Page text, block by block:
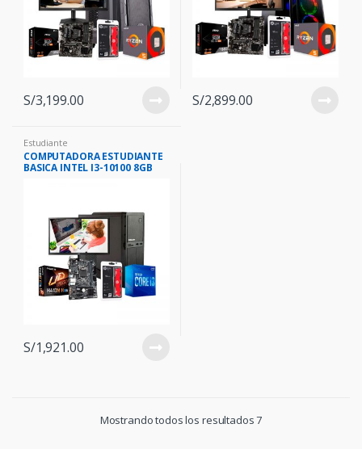
S/3,199.00 S/2,899.00
Estudiante
COMPUTADORA ESTUDIANTE
BASICA INTEL I3-10100 8GB
S/1,921.00
Mostrando todos los resultados 7